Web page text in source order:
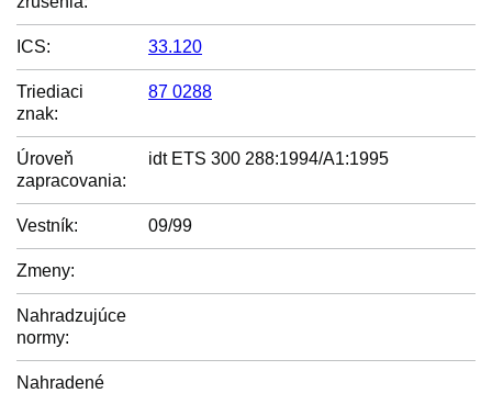
ICS: 33.120
Triediaci
znak:
87 0288
Úroveň
zapracovania:
idt ETS 300 288:1994/A1:1995
Vestník: 09/99
Zmeny:
Nahradzujúce
normy:
Nahradené